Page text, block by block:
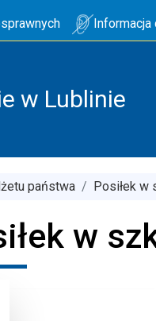
Informacja
w Lublinie
państwa Posiłek w
w